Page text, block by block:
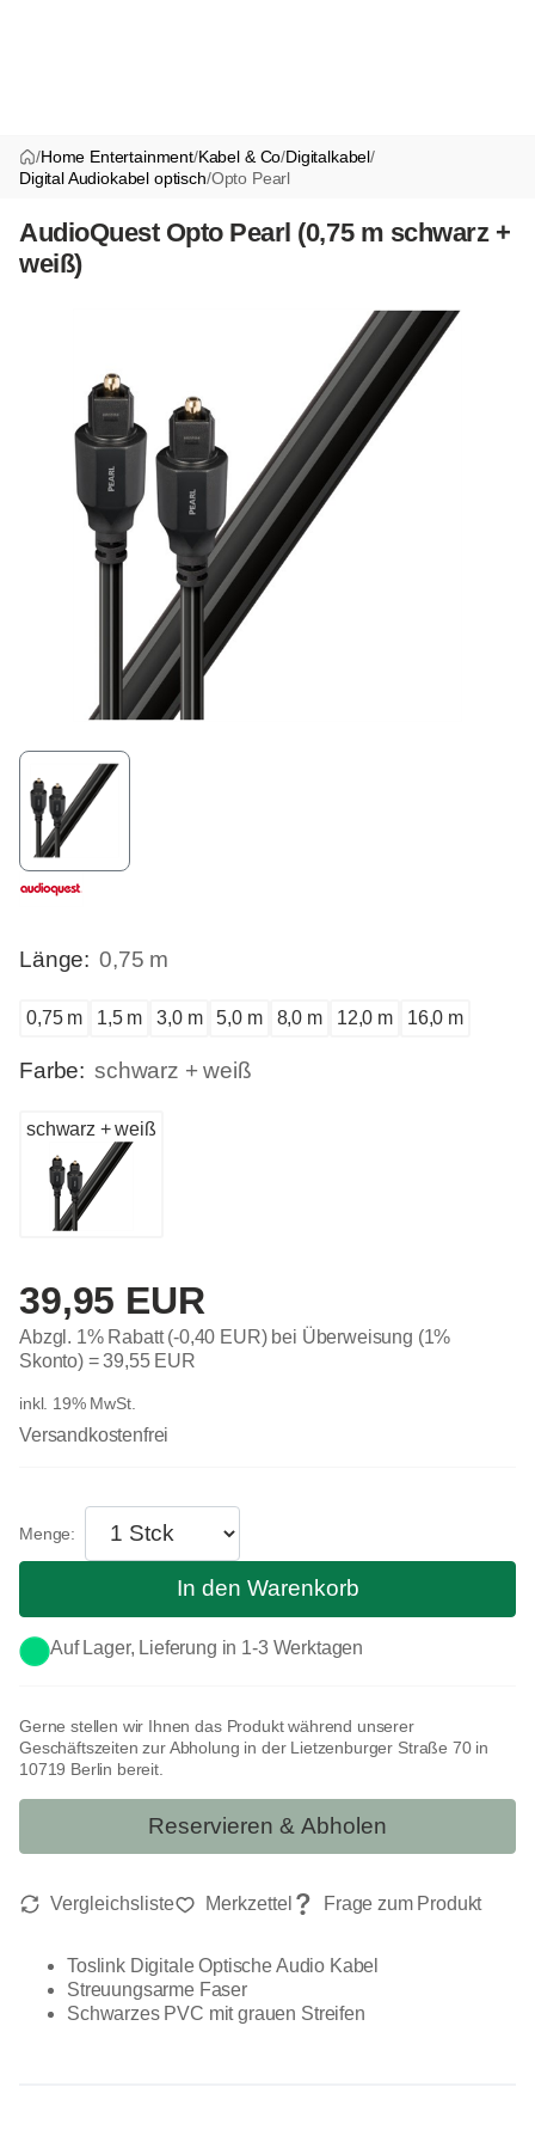
/Home Entertainment/Kabel & Co/Digitalkabel/
Digital Audiokabel optisch/Opto Pearl
AudioQuest Opto Pearl (0,75 m schwarz +
weiß)
Toslink Digitale Optische Audio Kabel
Streuungsarme Faser
Schwarzes PVC mit grauen Streifen
Länge: 0,75 m
0,75 m 1,5 m 3,0 m 5,0 m 8,0 m 12,0 m 16,0 m
Farbe: schwarz + weiß
schwarz + weiß
39,95 EUR
Abzgl. 1% Rabatt (-0,40 EUR) bei Überweisung (1%
Skonto) =39,55 EUR
inkl. 19% MwSt.
Versandkostenfrei
Gerne stellen wir Ihnen das Produkt während unserer
Geschäftszeiten zur Abholung in der Lietzenburger Straße 70 in
10719 Berlin bereit.
Reservieren & Abholen
Auf Lager, Lieferung in 1-3 Werktagen
In den Warenkorb